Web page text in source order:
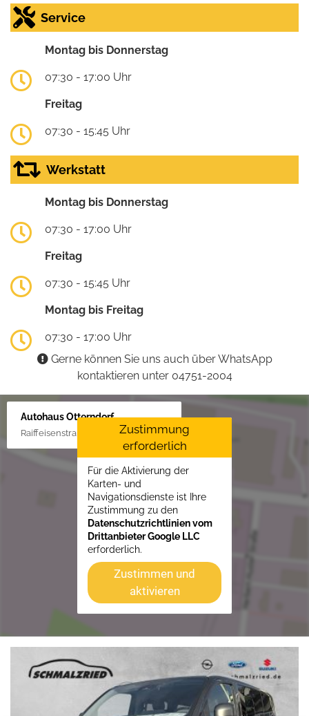
Service
Montag bis Donnerstag
07:30 - 17:00 Uhr
Freitag
07:30 - 15:45 Uhr
Werkstatt
Montag bis Donnerstag
07:30 - 17:00 Uhr
Freitag
07:30 - 15:45 Uhr
Montag bis Freitag
07:30 - 17:00 Uhr
Gerne können Sie uns auch über WhatsApp
kontaktieren unter 04751-2004
Autohaus Otterndorf
Raiffeisenstraße 1, 21762 Otterndorf
Zustimmung
erforderlich
Für die Aktivierung der
Karten- und
Navigationsdienste ist Ihre
Zustimmung zu den
Datenschutzrichtlinien vom
Drittanbieter Google LLC
erforderlich.
Zustimmen und
aktivieren